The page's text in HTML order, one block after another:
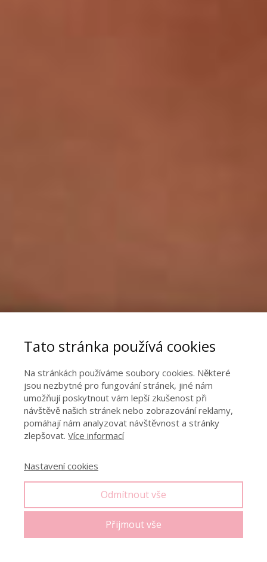
Tato stránka používá cookies
Na stránkách používáme soubory cookies. Některé
jsou nezbytné pro fungování stránek, jiné nám
umožňují poskytnout vám lepší zkušenost při
návštěvě našich stránek nebo zobrazování reklamy,
pomáhají nám analyzovat návštěvnost a stránky
zlepšovat. Více informací
Nastavení cookies
Odmítnout vše
Přijmout vše